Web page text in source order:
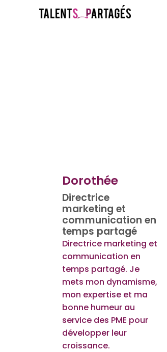
Dorothée
Directrice
marketing et
communication en
temps partagé
Directrice marketing et
communication en
temps partagé. Je
mets mon dynamisme,
mon expertise et ma
bonne humeur au
service des PME pour
développer leur
croissance.